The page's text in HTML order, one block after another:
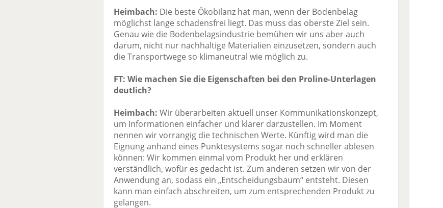
Heimbach: Die beste Ökobilanz hat man, wenn der Bodenbelag
möglichst lange schadensfrei liegt. Das muss das oberste Ziel sein.
Genau wie die Bodenbelagsindustrie bemühen wir uns aber auch
darum, nicht nur nachhaltige Materialien einzusetzen, sondern auch
die Transportwege so klimaneutral wie möglich zu.
FT: Wie machen Sie die Eigenschaften bei den Proline-Unterlagen
deutlich?
Heimbach: Wir überarbeiten aktuell unser Kommunikationskonzept,
um Informationen einfacher und klarer darzustellen. Im Moment
nennen wir vorrangig die technischen Werte. Künftig wird man die
Eignung anhand eines Punktesystems sogar noch schneller ablesen
können: Wir kommen einmal vom Produkt her und erklären
verständlich, wofür es gedacht ist. Zum anderen setzen wir von der
Anwendung an, sodass ein „Entscheidungsbaum“ entsteht. Diesen
kann man einfach abschreiten, um zum entsprechenden Produkt zu
gelangen.